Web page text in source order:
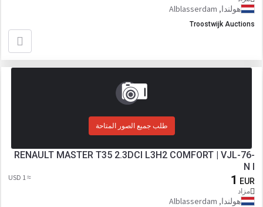
هولندا, Alblasserdam
Troostwijk Auctions
طلب جميع الصور المتاحة
RENAULT MASTER T35 2.3DCI L3H2 COMFORT | VJL-76-
N I
1 EUR
مزاد
≈ 1 USD
هولندا, Alblasserdam